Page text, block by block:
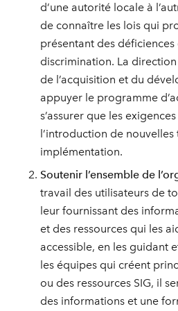
d’une autorité locale à
de connaître les lois qui
présentant des
discrimination. La
de l’acquisition et du
appuyer le programme
s’assurer que les
l’introduction de
implémentation.
Soutenir l’ensemble de
travail des utilisateurs de
leur fournissant des
et des ressources qui les
accessible, en les guidant
les équipes qui créent
ou des ressources SIG, il
des informations et une